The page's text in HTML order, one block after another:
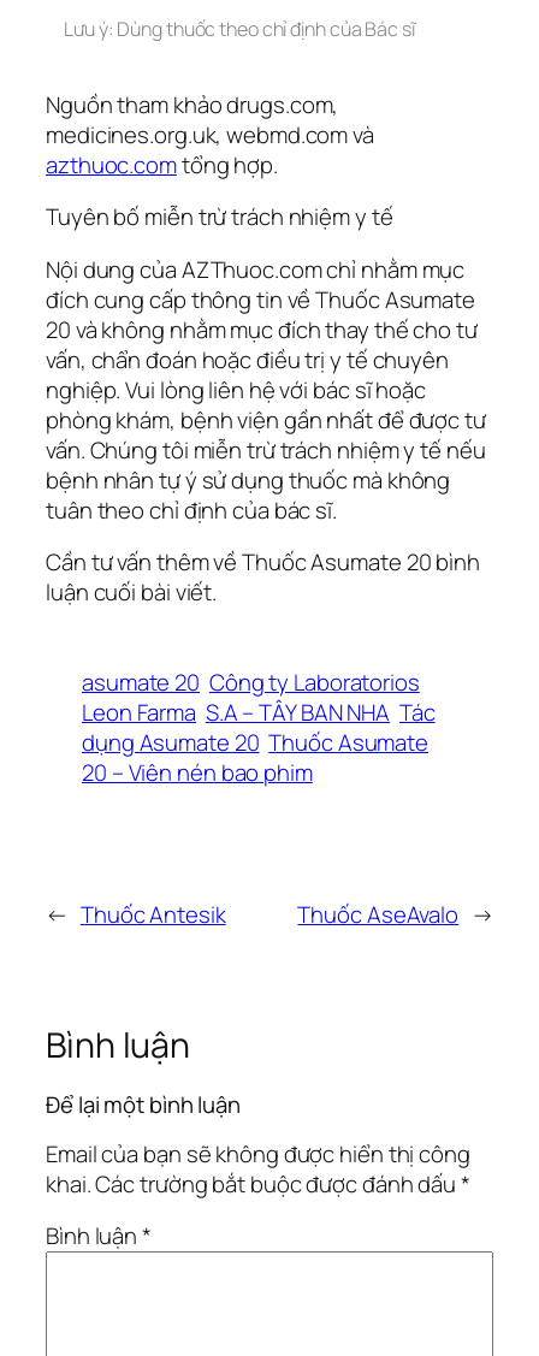
Lưu ý: Dùng thuốc theo chỉ định của Bác sĩ
Nguồn tham khảo drugs.com,
medicines.org.uk, webmd.com và
azthuoc.comtổng hợp.
Tuyên bố miễn trừ trách nhiệm y tế
Nội dung của AZThuoc.com chỉ nhằm mục
đích cung cấp thông tin về Thuốc Asumate
20 và không nhằm mục đích thay thế cho tư
vấn, chẩn đoán hoặc điều trị y tế chuyên
nghiệp. Vui lòng liên hệ với bác sĩ hoặc
phòng khám, bệnh viện gần nhất để được tư
vấn. Chúng tôi miễn trừ trách nhiệm y tế nếu
bệnh nhân tự ý sử dụng thuốc mà không
tuân theo chỉ định của bác sĩ.
Cần tư vấn thêm về Thuốc Asumate 20 bình
luận cuối bài viết.
asumate 20 Công ty Laboratorios
Leon Farma S.A – TÂY BAN NHA Tác
dụng Asumate 20 Thuốc Asumate
20 – Viên nén bao phim
← Thuốc Antesik Thuốc AseAvalo →
Bình luận
Để lại một bình luận
Email của bạn sẽ không được hiển thị công
khai.Các trường bắt buộc được đánh dấu*
Bình luận*